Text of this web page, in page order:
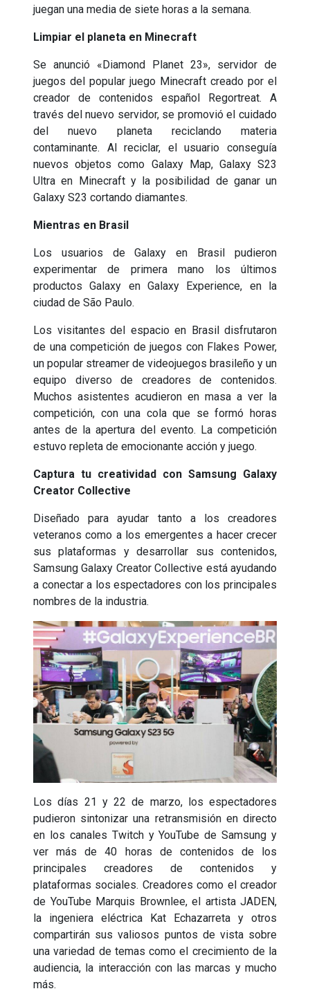
juegan una media de siete horas a la semana.
Limpiar el planeta en Minecraft
Se anunció «Diamond Planet 23», servidor de
juegos del popular juego Minecraft creado por el
creador de contenidos español Regortreat. A
través del nuevo servidor, se promovió el cuidado
del nuevo planeta reciclando materia
contaminante. Al reciclar, el usuario conseguía
nuevos objetos como Galaxy Map, Galaxy S23
Ultra en Minecraft y la posibilidad de ganar un
Galaxy S23 cortando diamantes.
Mientras en Brasil
Los usuarios de Galaxy en Brasil pudieron
experimentar de primera mano los últimos
productos Galaxy en Galaxy Experience, en la
ciudad de São Paulo.
Los visitantes del espacio en Brasil disfrutaron
de una competición de juegos con Flakes Power,
un popular streamer de videojuegos brasileño y un
equipo diverso de creadores de contenidos.
Muchos asistentes acudieron en masa a ver la
competición, con una cola que se formó horas
antes de la apertura del evento. La competición
estuvo repleta de emocionante acción y juego.
Captura tu creatividad con Samsung Galaxy
Creator Collective
Diseñado para ayudar tanto a los creadores
veteranos como a los emergentes a hacer crecer
sus plataformas y desarrollar sus contenidos,
Samsung Galaxy Creator Collective está ayudando
a conectar a los espectadores con los principales
nombres de la industria.
Los días 21 y 22 de marzo, los espectadores
pudieron sintonizar una retransmisión en directo
en los canales Twitch y YouTube de Samsung y
ver más de 40 horas de contenidos de los
principales creadores de contenidos y
plataformas sociales. Creadores como el creador
de YouTube Marquis Brownlee, el artista JADEN,
la ingeniera eléctrica Kat Echazarreta y otros
compartirán sus valiosos puntos de vista sobre
una variedad de temas como el crecimiento de la
audiencia, la interacción con las marcas y mucho
más.